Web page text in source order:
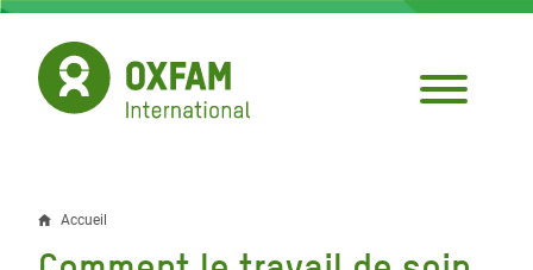
Aller
contenu
principal
FilAccueil